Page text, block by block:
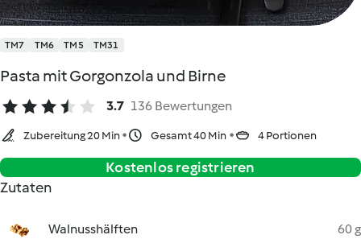
TM7 TM6 TM5 TM31
Pasta mit Gorgonzola und Birne
3.7 136 Bewertungen
Zubereitung 20 Min Gesamt 40 Min 4 Portionen
Kostenlos registrieren
Zutaten
Walnusshälften 60 g